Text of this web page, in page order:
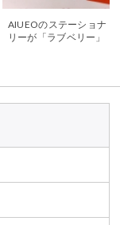
AIUEOのステーショナ
リーが「ラブベリー」